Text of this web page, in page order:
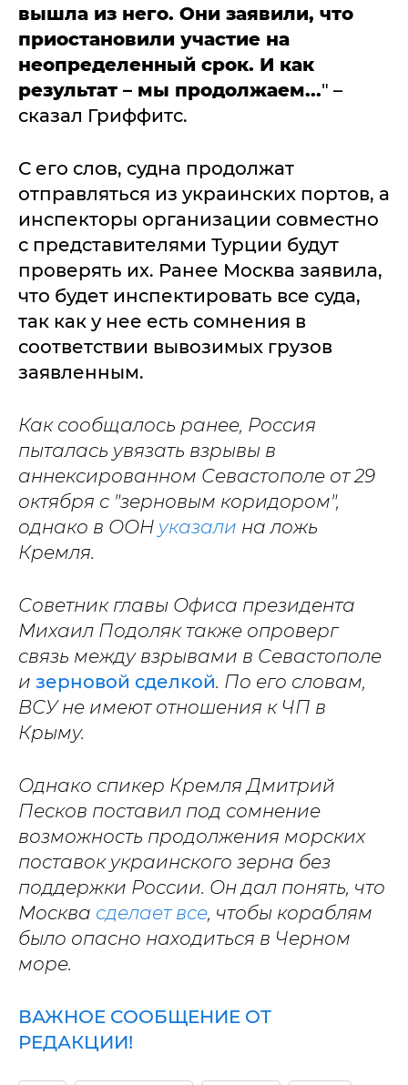
вышла из него. Они заявили, что
приостановили участие на
неопределенный срок. И как
результат – мы продолжаем..." –
сказал Гриффитс.
С его слов, судна продолжат
отправляться из украинских портов, а
инспекторы организации совместно
с представителями Турции будут
проверять их. Ранее Москва заявила,
что будет инспектировать все суда,
так как у нее есть сомнения в
соответствии вывозимых грузов
заявленным.
Как сообщалось ранее, Россия
пыталась увязать взрывы в
аннексированном Севастополе от 29
октября с "зерновым коридором",
однако в ООН указали на ложь
Кремля.
Советник главы Офиса президента
Михаил Подоляк также опроверг
связь между взрывами в Севастополе
и зерновой сделкой. По его словам,
ВСУ не имеют отношения к ЧП в
Крыму.
Однако спикер Кремля Дмитрий
Песков поставил под сомнение
возможность продолжения морских
поставок украинского зерна без
поддержки России. Он дал понять, что
Москва сделает все, чтобы кораблям
было опасно находиться в Черном
море.
ВАЖНОЕ СООБЩЕНИЕ ОТ
РЕДАКЦИИ!